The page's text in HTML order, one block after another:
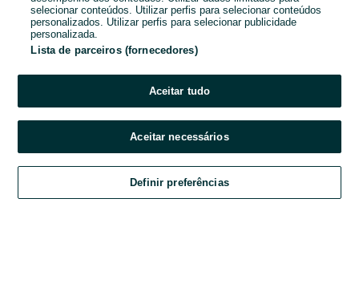
Ligar / SMS
Explorar Favoritos Vender Chat Conta
selecionar conteúdos. Utilizar perfis para selecionar conteúdos
personalizados. Utilizar perfis para selecionar publicidade
personalizada.
Lista de parceiros (fornecedores)
Aceitar tudo
Aceitar necessários
Definir preferências